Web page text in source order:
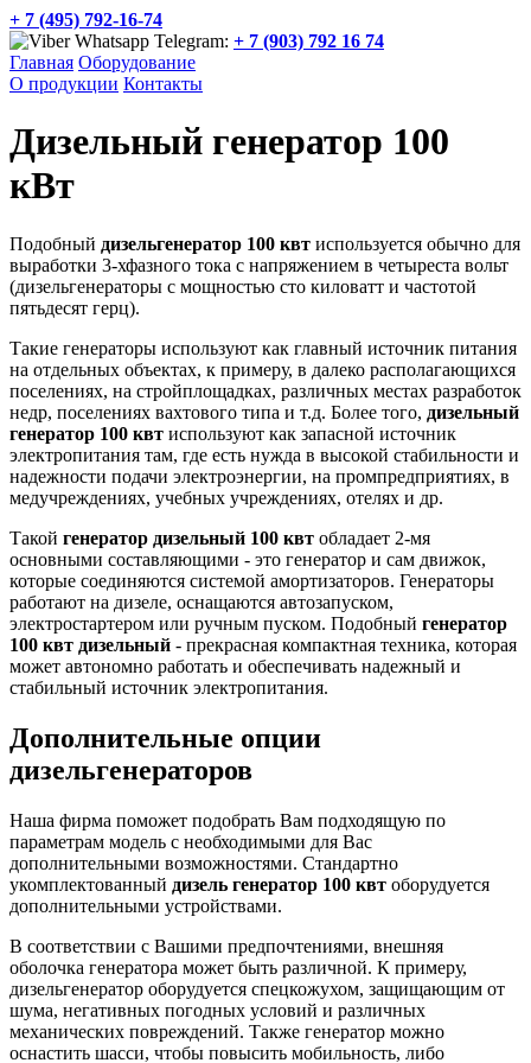
+ 7 (495) 792-16-74
: + 7 (903) 792 16 74
Главная Оборудование
О продукции Контакты
Дизельный генератор 100
кВт
Подобный дизельгенератор 100 квт используется обычно для
выработки 3-хфазного тока с напряжением в четыреста вольт
(дизельгенераторы с мощностью сто киловатт и частотой
пятьдесят герц).
Такие генераторы используют как главный источник питания
на отдельных объектах, к примеру, в далеко располагающихся
поселениях, на стройплощадках, различных местах разработок
недр, поселениях вахтового типа и т.д. Более того, дизельный
генератор 100 квт используют как запасной источник
электропитания там, где есть нужда в высокой стабильности и
надежности подачи электроэнергии, на промпредприятиях, в
медучреждениях, учебных учреждениях, отелях и др.
Такой генератор дизельный 100 квт обладает 2-мя
основными составляющими - это генератор и сам движок,
которые соединяются системой амортизаторов. Генераторы
работают на дизеле, оснащаются автозапуском,
электростартером или ручным пуском. Подобный генератор
100 квт дизельный - прекрасная компактная техника, которая
может автономно работать и обеспечивать надежный и
стабильный источник электропитания.
Дополнительные опции
дизельгенераторов
Наша фирма поможет подобрать Вам подходящую по
параметрам модель с необходимыми для Вас
дополнительными возможностями. Стандартно
укомплектованный дизель генератор 100 квт оборудуется
дополнительными устройствами.
В соответствии с Вашими предпочтениями, внешняя
оболочка генератора может быть различной. К примеру,
дизельгенератор оборудуется спецкожухом, защищающим от
шума, негативных погодных условий и различных
механических повреждений. Также генератор можно
оснастить шасси, чтобы повысить мобильность, либо